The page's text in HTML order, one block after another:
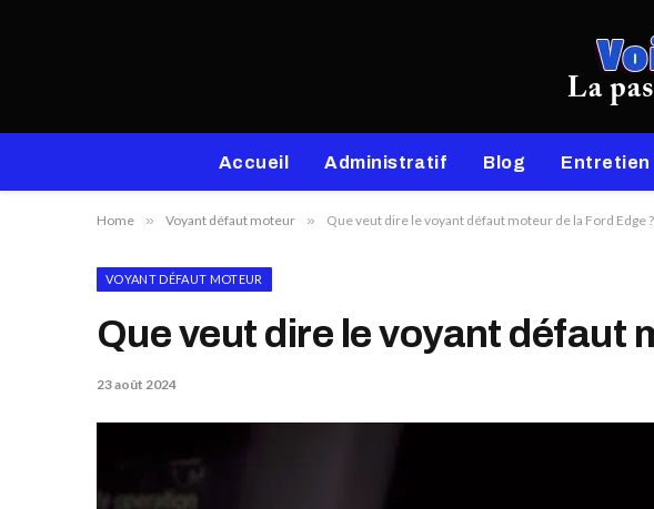
Accueil Administratif Blog Entretien
Home » Voyant défaut moteur » Que veut dire le voyant défaut moteur de la Ford Edge ?
VOYANT DÉFAUT MOTEUR
Que veut dire le voyant défaut
23 août 2024